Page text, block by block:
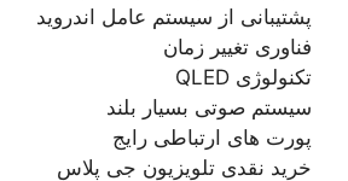
پشتیبانی از سیستم عامل اندروید
فناوری تغییر زمان
تکنولوژی QLED
سیستم صوتی بسیار بلند
پورت های ارتباطی رایج
خرید نقدی تلویزیون جی پلاس